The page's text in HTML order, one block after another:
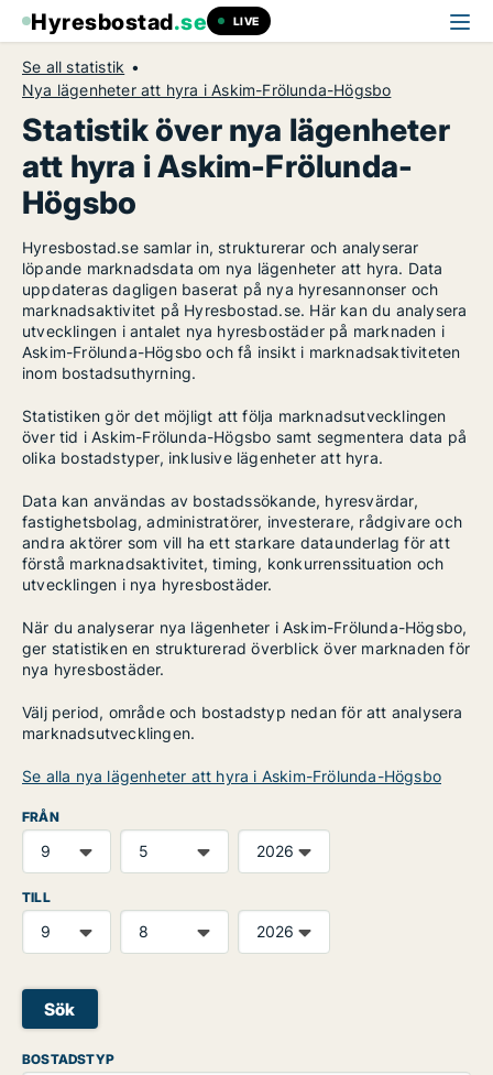
Hyresbostad.se LIVE
Se all statistik
Nya lägenheter att hyra i Askim-Frölunda-Högsbo
Statistik över nya lägenheter
att hyra i Askim-Frölunda-
Högsbo
Hyresbostad.se samlar in, strukturerar och analyserar
löpande marknadsdata om nya lägenheter att hyra. Data
uppdateras dagligen baserat på nya hyresannonser och
marknadsaktivitet på Hyresbostad.se. Här kan du analysera
utvecklingen i antalet nya hyresbostäder på marknaden i
Askim-Frölunda-Högsbo och få insikt i marknadsaktiviteten
inom bostadsuthyrning.
Statistiken gör det möjligt att följa marknadsutvecklingen
över tid i Askim-Frölunda-Högsbo samt segmentera data på
olika bostadstyper, inklusive lägenheter att hyra.
Data kan användas av bostadssökande, hyresvärdar,
fastighetsbolag, administratörer, investerare, rådgivare och
andra aktörer som vill ha ett starkare dataunderlag för att
förstå marknadsaktivitet, timing, konkurrenssituation och
utvecklingen i nya hyresbostäder.
När du analyserar nya lägenheter i Askim-Frölunda-Högsbo,
ger statistiken en strukturerad överblick över marknaden för
nya hyresbostäder.
Välj period, område och bostadstyp nedan för att analysera
marknadsutvecklingen.
Se alla nya lägenheter att hyra i Askim-Frölunda-Högsbo
FRÅN
TILL
Sök
BOSTADSTYP